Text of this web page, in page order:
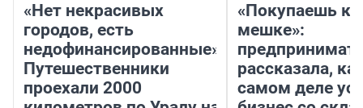
«Нет некрасивых
городов, есть
недофинансированные».
Путешественники
проехали 2000
«Покупаешь
мешке»:
рассказала,
самом деле